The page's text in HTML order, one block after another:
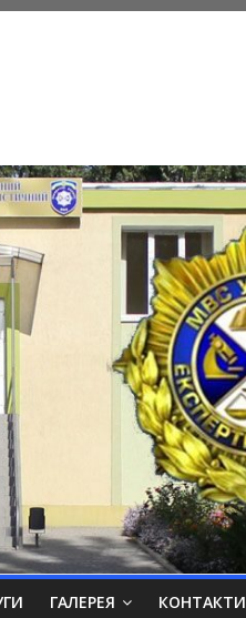
ГАЛЕРЕЯ КОНТАКТИ